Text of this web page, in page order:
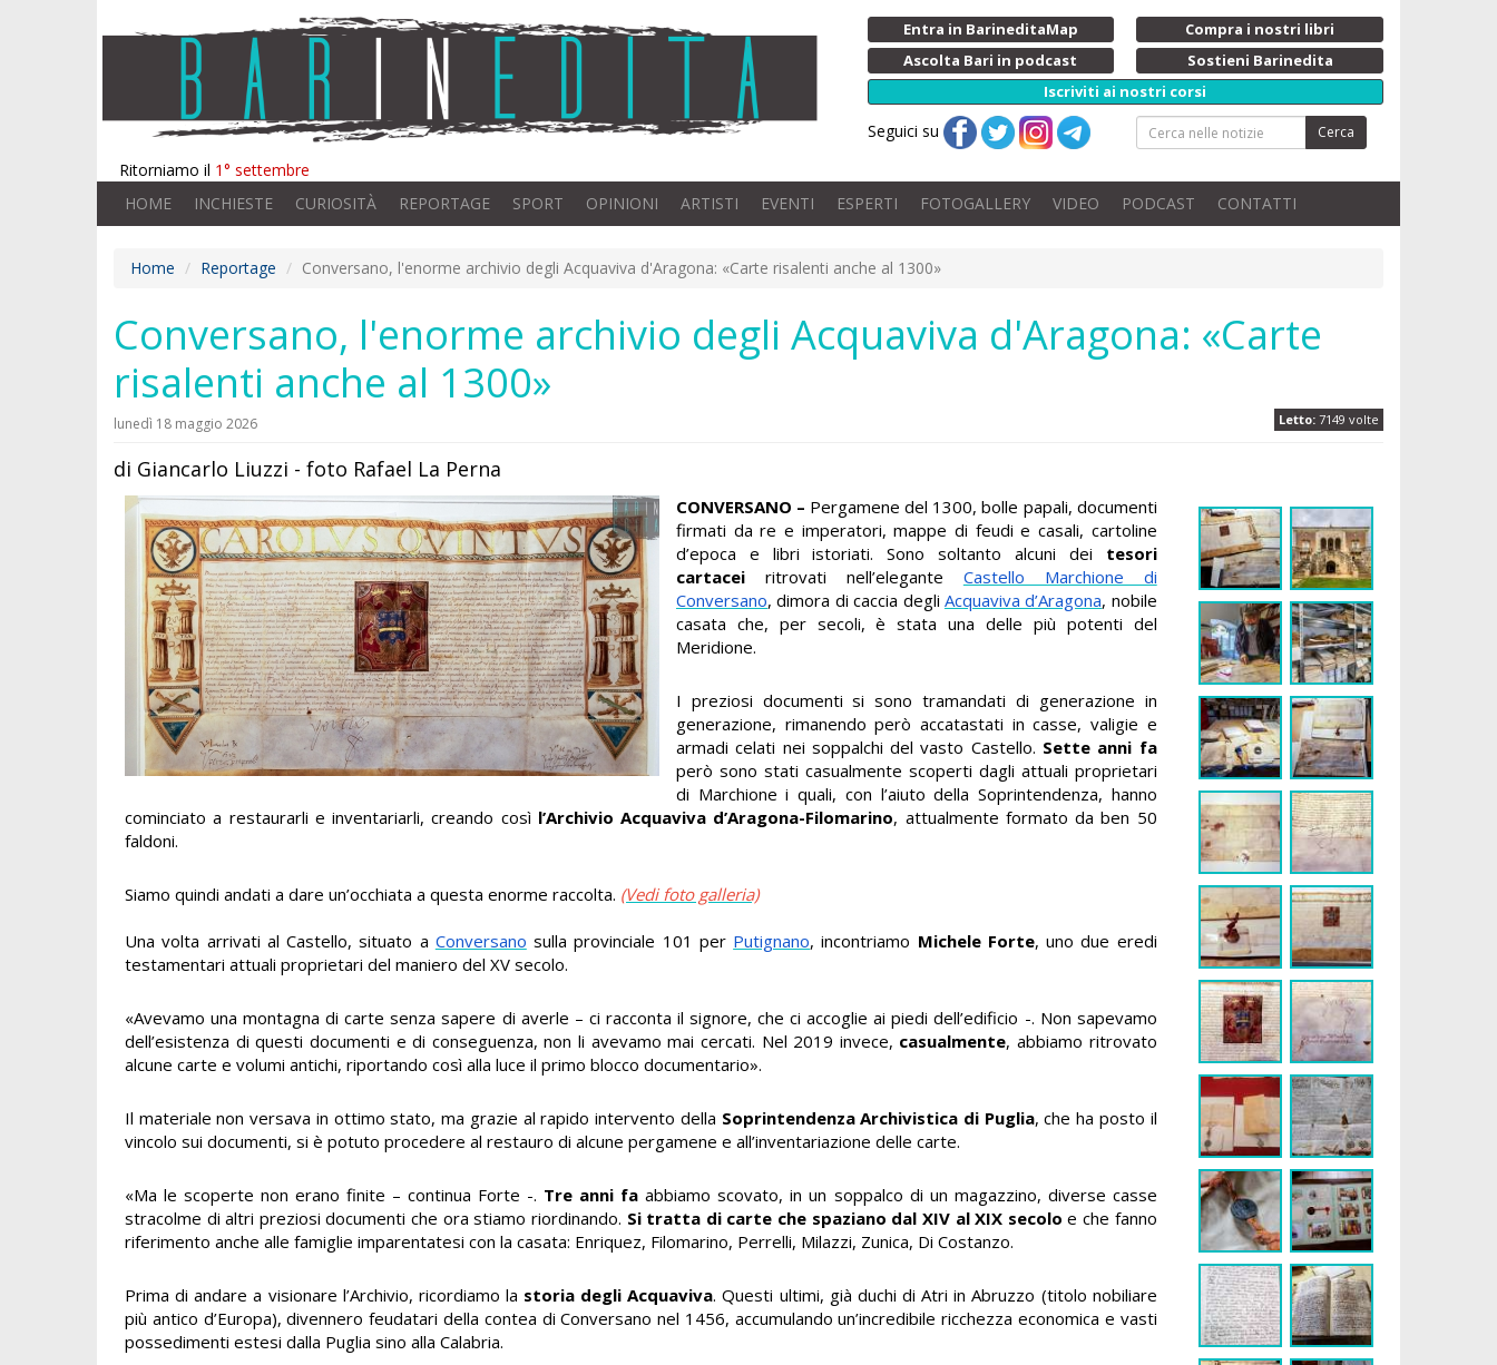
Ritorniamo il 1° settembre
Entra in BarineditaMap
Compra i nostri libri
Ascolta Bari in podcast
Sostieni Barinedita
Iscriviti ai nostri corsi
Seguici su Cerca
HOME INCHIESTE CURIOSITÀ REPORTAGE SPORT OPINIONI ARTISTI EVENTI ESPERTI FOTOGALLERY VIDEO PODCAST CONTATTI
Home Reportage Conversano, l'enorme archivio degli Acquaviva d'Aragona: «Carte risalenti anche al 1300»
Conversano, l'enorme archivio degli Acquaviva d'Aragona: «Carte
risalenti anche al 1300»
Letto: 7149 volte
lunedì 18 maggio 2026
di Giancarlo Liuzzi - foto Rafael La Perna
CONVERSANO – Pergamene del 1300, bolle papali, documenti
firmati da re e imperatori, mappe di feudi e casali, cartoline
d’epoca e libri istoriati. Sono soltanto alcuni dei tesori
cartacei ritrovati nell’elegante Castello Marchione di
Conversano, dimora di caccia degli Acquaviva d’Aragona, nobile
casata che, per secoli, è stata una delle più potenti del
Meridione.
I preziosi documenti si sono tramandati di generazione in
generazione, rimanendo però accatastati in casse, valigie e
armadi celati nei soppalchi del vasto Castello. Sette anni fa
però sono stati casualmente scoperti dagli attuali proprietari
di Marchione i quali, con l’aiuto della Soprintendenza, hanno
cominciato a restaurarli e inventariarli, creando così l’Archivio Acquaviva d’Aragona-Filomarino, attualmente formato da ben 50
faldoni.
Siamo quindi andati a dare un’occhiata a questa enorme raccolta. (Vedi foto galleria)
Una volta arrivati al Castello, situato a Conversano sulla provinciale 101 per Putignano, incontriamo Michele Forte, uno due eredi
testamentari attuali proprietari del maniero del XV secolo.
«Avevamo una montagna di carte senza sapere di averle – ci racconta il signore, che ci accoglie ai piedi dell’edificio -. Non sapevamo
dell’esistenza di questi documenti e di conseguenza, non li avevamo mai cercati. Nel 2019 invece, casualmente, abbiamo ritrovato
alcune carte e volumi antichi, riportando così alla luce il primo blocco documentario».
Il materiale non versava in ottimo stato, ma grazie al rapido intervento della Soprintendenza Archivistica di Puglia, che ha posto il
vincolo sui documenti, si è potuto procedere al restauro di alcune pergamene e all’inventariazione delle carte.
«Ma le scoperte non erano finite – continua Forte -. Tre anni fa abbiamo scovato, in un soppalco di un magazzino, diverse casse
stracolme di altri preziosi documenti che ora stiamo riordinando. Si tratta di carte che spaziano dal XIV al XIX secolo e che fanno
riferimento anche alle famiglie imparentatesi con la casata: Enriquez, Filomarino, Perrelli, Milazzi, Zunica, Di Costanzo.
Prima di andare a visionare l’Archivio, ricordiamo la storia degli Acquaviva. Questi ultimi, già duchi di Atri in Abruzzo (titolo nobiliare
più antico d’Europa), divennero feudatari della contea di Conversano nel 1456, accumulando un’incredibile ricchezza economica e vasti
possedimenti estesi dalla Puglia sino alla Calabria.